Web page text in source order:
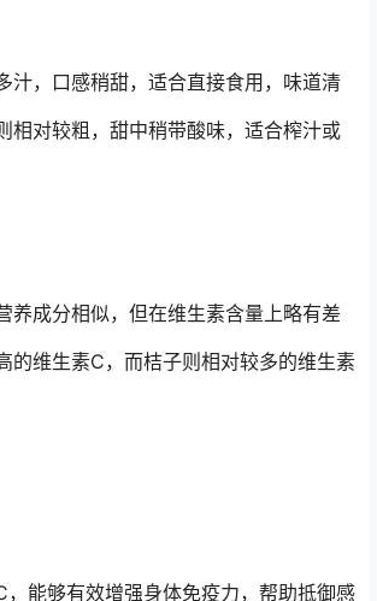
汁，口感稍甜，适合直接食用，味道清
相对较粗，甜中稍带酸味，适合榨汁或
养成分相似，但在维生素含量上略有差
的维生素C，而桔子则相对较多的维生素
，能够有效增强身体免疫力，帮助抵御感